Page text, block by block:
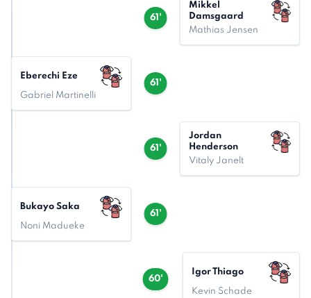
61'
Mikkel
Damsgaard
Mathias Jensen
61'
Eberechi Eze
Gabriel Martinelli
61'
Jordan
Henderson
Vitaly Janelt
61'
Bukayo Saka
Noni Madueke
60'
Igor Thiago
Kevin Schade